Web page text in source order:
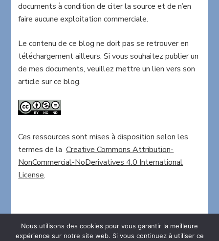
documents à condition de citer la source et de n’en
faire aucune exploitation commerciale.
Le contenu de ce blog ne doit pas se retrouver en
téléchargement ailleurs. Si vous souhaitez publier un
de mes documents, veuillez mettre un lien vers son
article sur ce blog.
Ces ressources sont mises à disposition selon les
termes de laCreative Commons Attribution-
NonCommercial-NoDerivatives 4.0 International
License.
Nous utilisons des cookies pour vous garantir la meilleure
expérience sur notre site web. Si vous continuez à utiliser ce